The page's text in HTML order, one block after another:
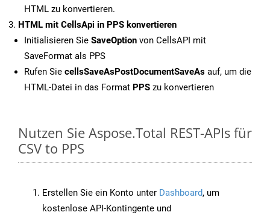
HTML zu konvertieren.
HTML mit CellsApi in PPS konvertieren
Initialisieren Sie SaveOption von CellsAPI mit
SaveFormat als PPS
Rufen Sie cellsSaveAsPostDocumentSaveAs auf, um die
HTML-Datei in das Format PPS zu konvertieren
Nutzen Sie Aspose.Total REST-APIs für
CSV to PPS
Erstellen Sie ein Konto unter Dashboard, um
kostenlose API-Kontingente und